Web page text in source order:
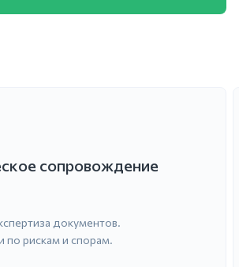
сопровождение
документов.
по рискам и спорам.